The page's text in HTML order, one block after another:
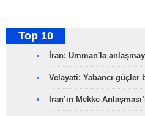
Top 10
İran: Umman'la
Velayati: Yabancı güçler
İran’ın Mekke